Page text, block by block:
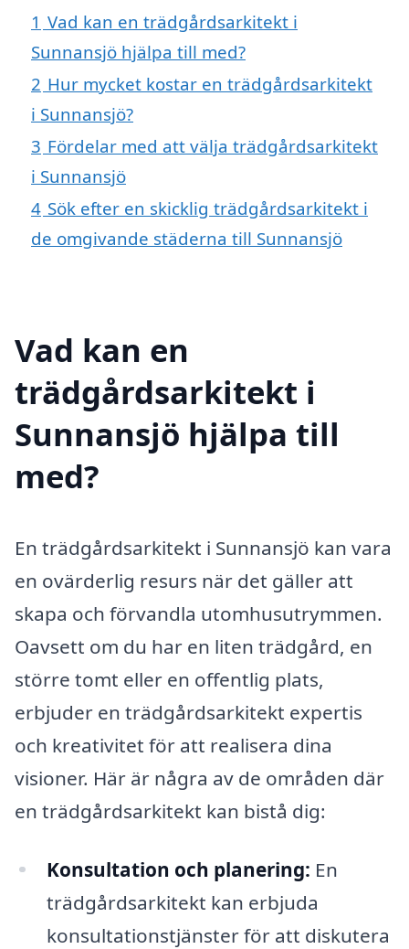
1 Vad kan en trädgårdsarkitekt i
Sunnansjö hjälpa till med?
2 Hur mycket kostar en trädgårdsarkitekt
i Sunnansjö?
3 Fördelar med att välja trädgårdsarkitekt
i Sunnansjö
4 Sök efter en skicklig trädgårdsarkitekt i
de omgivande städerna till Sunnansjö
Vad kan en
trädgårdsarkitekt i
Sunnansjö hjälpa till
med?
En trädgårdsarkitekt i Sunnansjö kan vara
en ovärderlig resurs när det gäller att
skapa och förvandla utomhusutrymmen.
Oavsett om du har en liten trädgård, en
större tomt eller en offentlig plats,
erbjuder en trädgårdsarkitekt expertis
och kreativitet för att realisera dina
visioner. Här är några av de områden där
en trädgårdsarkitekt kan bistå dig:
Konsultation och planering: En
trädgårdsarkitekt kan erbjuda
konsultationstjänster för att diskutera